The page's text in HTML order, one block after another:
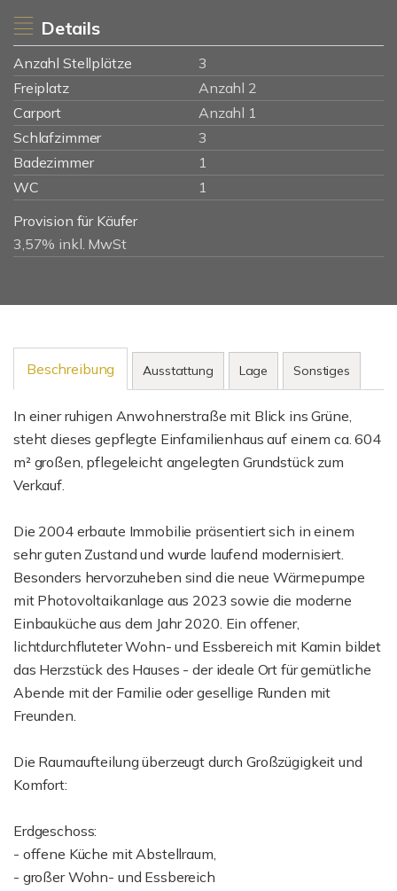
Details
Anzahl Stellplätze
3
Freiplatz
Anzahl 2
Carport
Anzahl 1
Schlafzimmer
3
Badezimmer
1
WC
1
Provision für Käufer
3,57% inkl. MwSt
Beschreibung Ausstattung Lage Sonstiges
In einer ruhigen Anwohnerstraße mit Blick ins Grüne,
steht dieses gepflegte Einfamilienhaus auf einem ca. 604
m² großen, pflegeleicht angelegten Grundstück zum
Verkauf.
Die 2004 erbaute Immobilie präsentiert sich in einem
sehr guten Zustand und wurde laufend modernisiert.
Besonders hervorzuheben sind die neue Wärmepumpe
mit Photovoltaikanlage aus 2023 sowie die moderne
Einbauküche aus dem Jahr 2020. Ein offener,
lichtdurchfluteter Wohn- und Essbereich mit Kamin bildet
das Herzstück des Hauses - der ideale Ort für gemütliche
Abende mit der Familie oder gesellige Runden mit
Freunden.
Die Raumaufteilung überzeugt durch Großzügigkeit und
Komfort:
Erdgeschoss:
- offene Küche mit Abstellraum,
- großer Wohn- und Essbereich